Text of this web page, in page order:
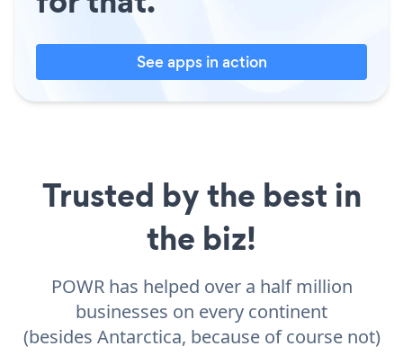
See apps in action
Trusted by the best in
the biz!
POWR has helped over a half million
businesses on every continent
(besides Antarctica, because of course not)